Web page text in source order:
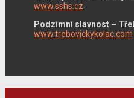
www.sshs.cz
Podzimní slavnost –
www.trebovickykolac.com